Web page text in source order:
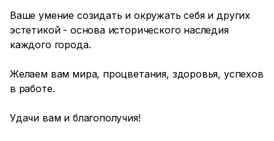
Ваше умение созидать и окружать себя и других
эстетикой - основа исторического наследия
каждого города.
Желаем вам мира, процветания, здоровья, успехов
в работе.
Удачи вам и благополучия!